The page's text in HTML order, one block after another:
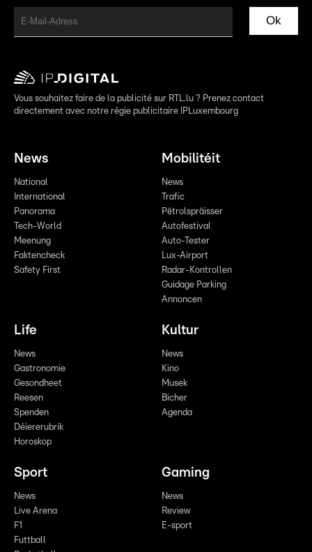
Ok
Vous souhaitez faire de la publicité sur RTL.lu ? Prenez contact
directement avec notre régie publicitaire IPLuxembourg
News
National
International
Panorama
Tech-World
Meenung
Faktencheck
Safety First
Mobilitéit
News
Trafic
Pëtrolspräisser
Autofestival
Auto-Tester
Lux-Airport
Radar-Kontrollen
Guidage Parking
Annoncen
Life
News
Gastronomie
Gesondheet
Reesen
Spenden
Déiererubrik
Horoskop
Kultur
News
Kino
Musek
Bicher
Agenda
Sport
News
Live Arena
F1
Futtball
Gaming
News
Review
E-sport